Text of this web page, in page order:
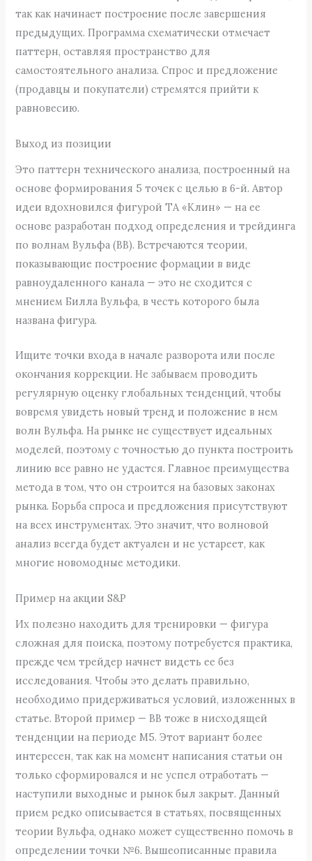
так как начинает построение после завершения
предыдущих. Программа схематически отмечает
паттерн, оставляя пространство для
самостоятельного анализа. Спрос и предложение
(продавцы и покупатели) стремятся прийти к
равновесию.
Выход из позиции
Это паттерн технического анализа, построенный на
основе формирования 5 точек с целью в 6-й. Автор
идеи вдохновился фигурой ТА «Клин» — на ее
основе разработан подход определения и трейдинга
по волнам Вульфа (ВВ). Встречаются теории,
показывающие построение формации в виде
равноудаленного канала — это не сходится с
мнением Билла Вульфа, в честь которого была
названа фигура.
Ищите точки входа в начале разворота или после
окончания коррекции. Не забываем проводить
регулярную оценку глобальных тенденций, чтобы
вовремя увидеть новый тренд и положение в нем
волн Вульфа. На рынке не существует идеальных
моделей, поэтому с точностью до пункта построить
линию все равно не удастся. Главное преимущества
метода в том, что он строится на базовых законах
рынка. Борьба спроса и предложения присутствуют
на всех инструментах. Это значит, что волновой
анализ всегда будет актуален и не устареет, как
многие новомодные методики.
Пример на акции S&P
Их полезно находить для тренировки — фигура
сложная для поиска, поэтому потребуется практика,
прежде чем трейдер начнет видеть ее без
исследования. Чтобы это делать правильно,
необходимо придерживаться условий, изложенных в
статье. Второй пример — ВВ тоже в нисходящей
тенденции на периоде M5. Этот вариант более
интересен, так как на момент написания статьи он
только сформировался и не успел отработать —
наступили выходные и рынок был закрыт. Данный
прием редко описывается в статьях, посвященных
теории Вульфа, однако может существенно помочь в
определении точки №6. Вышеописанные правила